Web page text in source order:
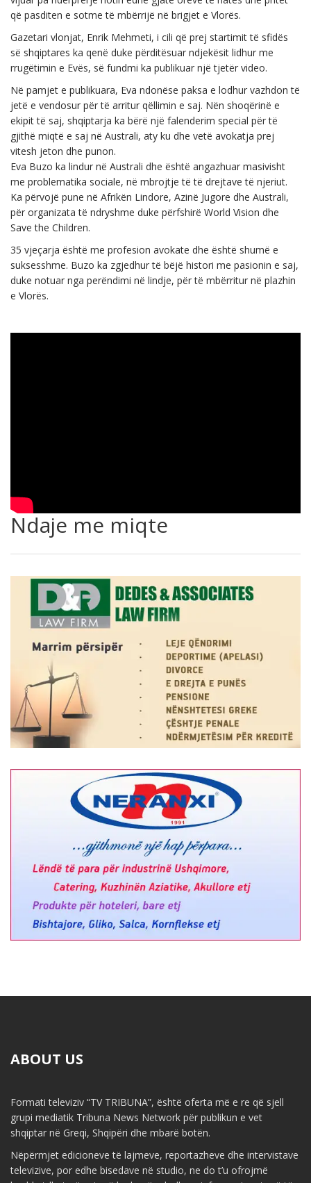
që pasditen e sotme të mbërrijë në brigjet e Vlorës.
Gazetari vlonjat, Enrik Mehmeti, i cili që prej startimit të sfidës
së shqiptares ka qenë duke përditësuar ndjekësit lidhur me
rrugëtimin e Evës, së fundmi ka publikuar një tjetër video.
Në pamjet e publikuara, Eva ndonëse paksa e lodhur vazhdon të
jetë e vendosur për të arritur qëllimin e saj. Nën shoqërinë e
ekipit të saj, shqiptarja ka bërë një falenderim special për të
gjithë miqtë e saj në Australi, aty ku dhe vetë avokatja prej
vitesh jeton dhe punon.
Eva Buzo ka lindur në Australi dhe është angazhuar masivisht
me problematika sociale, në mbrojtje të të drejtave të njeriut.
Ka përvojë pune në Afrikën Lindore, Azinë Jugore dhe Australi,
për organizata të ndryshme duke përfshirë World Vision dhe
Save the Children.
35 vjeçarja është me profesion avokate dhe është shumë e
suksesshme. Buzo ka zgjedhur të bëjë histori me pasionin e saj,
duke notuar nga perëndimi në lindje, për të mbërritur në plazhin
e Vlorës.
Ndaje me miqte
ABOUT US
Formati televiziv “TV TRIBUNA”, është oferta më e re që sjell
grupi mediatik Tribuna News Network për publikun e vet
shqiptar në Greqi, Shqipëri dhe mbarë botën.
Nëpërmjet edicioneve të lajmeve, reportazheve dhe intervistave
televizive, por edhe bisedave në studio, ne do t’u ofrojmë